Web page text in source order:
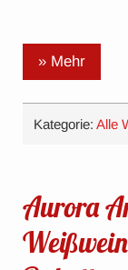
» Mehr
Kategorie:Alle
Aurora